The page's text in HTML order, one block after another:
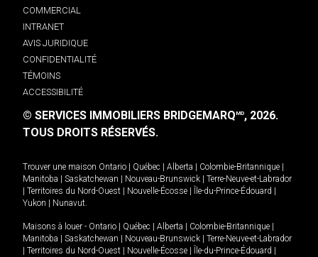
COMMERCIAL
INTRANET
AVIS JURIDIQUE
CONFIDENTIALITÉ
TÉMOINS
ACCESSIBILITÉ
© SERVICES IMMOBILIERS BRIDGEMARQMD, 2026.
TOUS DROITS RÉSERVÉS.
Trouver une maison Ontario Québec Alberta Colombie-Britannique
Manitoba
Saskatchewan Nouveau-Brunswick
Terre-Neuve-et-Labrador
Territoires du Nord-Ouest Nouvelle-Écosse Île-du-Prince-Édouard
Yukon
Nunavut.
Maisons à louer - Ontario Québec Alberta Colombie-Britannique
Manitoba
Saskatchewan Nouveau-Brunswick
Terre-Neuve-et-Labrador
Territoires du Nord-Ouest Nouvelle-Écosse Île-du-Prince-Édouard